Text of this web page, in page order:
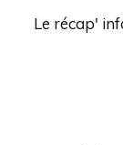
Le récap'